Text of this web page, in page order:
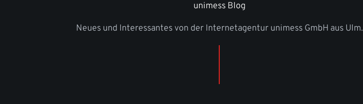
unimess Blog
Neues und Interessantes von der Internetagentur unimess GmbH aus Ulm.